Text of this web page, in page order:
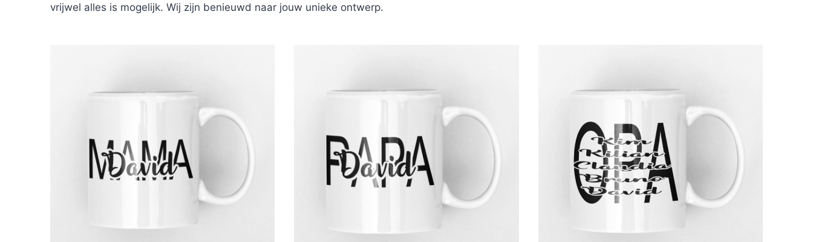
vrijwel alles is mogelijk. Wij zijn benieuwd naar jouw unieke ontwerp.